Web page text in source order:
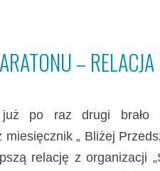
–
po raz drugi brało
„ Bliżej
relację z organizacji